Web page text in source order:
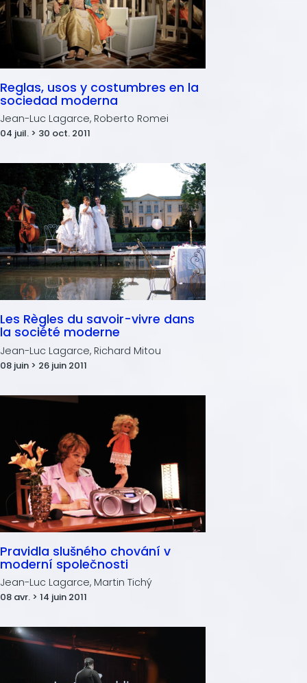
Reglas, usos y costumbres en la
sociedad moderna
Jean-Luc Lagarce, Roberto Romei
04 juil. > 30 oct. 2011
Les Règles du savoir-vivre dans
la société moderne
Jean-Luc Lagarce, Richard Mitou
08 juin > 26 juin 2011
Pravidla slušného chování v
moderní společnosti
Jean-Luc Lagarce, Martin Tichý
08 avr. > 14 juin 2011